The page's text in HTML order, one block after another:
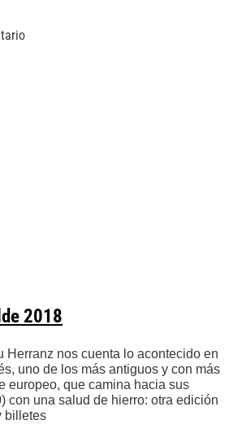
2018
Herranz nos cuenta lo acontecido en
uno de los más antiguos y con más
europeo, que camina hacia sus
con una salud de hierro: otra edición
billetes